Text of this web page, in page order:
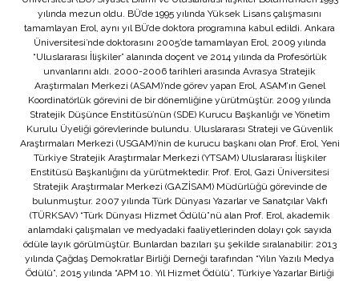
yılında mezun oldu. BÜ’de 1995 yılında Yüksek Lisans çalışmasını
tamamlayan Erol, aynı yıl BÜ’de doktora programına kabul edildi. Ankara
Üniversitesi’nde doktorasını 2005’de tamamlayan Erol, 2009 yılında
“Uluslararası İlişkiler” alanında doçent ve 2014 yılında da Profesörlük
unvanlarını aldı. 2000-2006 tarihleri arasında Avrasya Stratejik
Araştırmaları Merkezi (ASAM)’nde görev yapan Erol, ASAM’ın Genel
Koordinatörlük görevini de bir dönemliğine yürütmüştür. 2009 yılında
Stratejik Düşünce Enstitüsü’nün (SDE) Kurucu Başkanlığı ve Yönetim
Kurulu Üyeliği görevlerinde bulundu. Uluslararası Strateji ve Güvenlik
Araştırmaları Merkezi (USGAM)’nin de kurucu başkanı olan Prof. Erol, Yeni
Türkiye Stratejik Araştırmalar Merkezi (YTSAM) Uluslararası İlişkiler
Enstitüsü Başkanlığını da yürütmektedir. Prof. Erol, Gazi Üniversitesi
Stratejik Araştırmalar Merkezi (GAZİSAM) Müdürlüğü görevinde de
bulunmuştur. 2007 yılında Türk Dünyası Yazarlar ve Sanatçılar Vakfı
(TÜRKSAV) “Türk Dünyası Hizmet Ödülü”nü alan Prof. Erol, akademik
anlamdaki çalışmaları ve medyadaki faaliyetlerinden dolayı çok sayıda
ödüle layık görülmüştür. Bunlardan bazıları şu şekilde sıralanabilir: 2013
yılında Çağdaş Demokratlar Birliği Derneği tarafından “Yılın Yazılı Medya
Ödülü”, 2015 yılında “APM 10. Yıl Hizmet Ödülü”, Türkiye Yazarlar Birliği